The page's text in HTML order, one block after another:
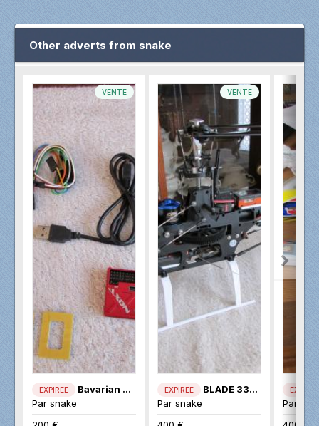
Other adverts from snake
VENTE
EXPIREE
Bavarian AXON
Par snake
VENTE
EXPIREE
BLADE 330S
Par snake
EXPIREE
Par